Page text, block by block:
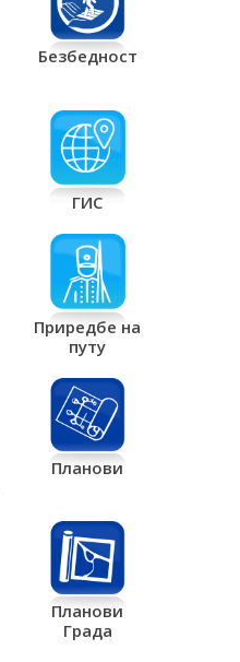
Безбедност
ГИС
Приредбе на
путу
Планови
Планови
Града